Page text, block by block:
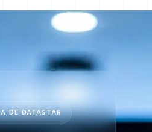
DE DATASTAR